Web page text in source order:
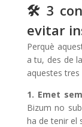
🛠️ 3
evitar
Perquè
a tu, des de
aquestes tres
1. Emet
Bizum no
ha de tenir el